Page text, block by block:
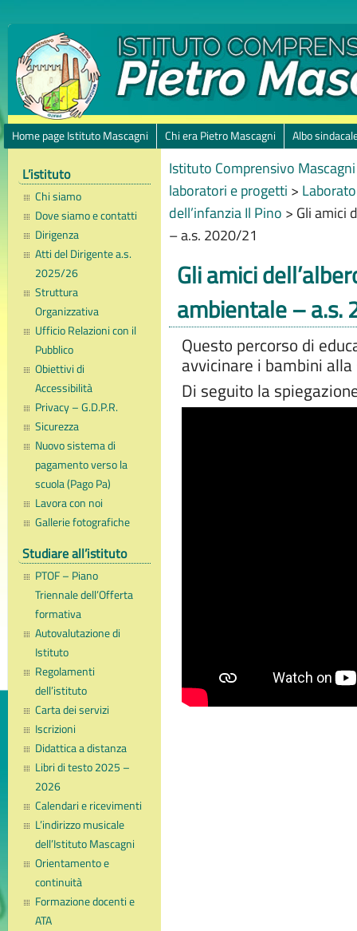
Home page Istituto Mascagni Chi era Pietro Mascagni Albo
L’istituto
Chi siamo
Dove siamo e contatti
Dirigenza
Atti del Dirigente a.s.
2025/26
Struttura
Organizzativa
Ufficio Relazioni con il
Pubblico
Obiettivi di
Accessibilità
Privacy – G.D.P.R.
Sicurezza
Nuovo sistema di
pagamento verso la
scuola (Pago Pa)
Lavora con noi
Gallerie fotografiche
Studiare all’istituto
PTOF – Piano
Triennale dell’Offerta
formativa
Autovalutazione di
Istituto
Regolamenti
dell’istituto
Carta dei servizi
Iscrizioni
Didattica a distanza
Libri di testo 2025 –
2026
Calendari e ricevimenti
L’indirizzo musicale
dell’Istituto Mascagni
Orientamento e
continuità
Formazione docenti e
ATA
Istituto Comprensivo
laboratori e progetti >
dell’infanzia Il Pino > Gli amici
– a.s. 2020/21
Gli amici
ambientale – a.s.
Questo percorso di
avvicinare i bambini
Di seguito la